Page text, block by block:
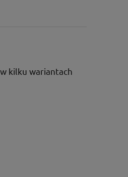
kilku wariantach